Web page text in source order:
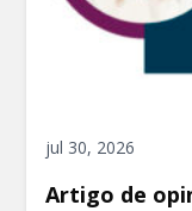
jul 30, 2026
Artigo de